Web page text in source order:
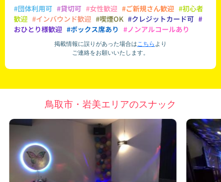
#団体利用可 #貸切可 #女性歓迎 #ご新規さん歓迎 #初心者
歓迎 #インバウンド歓迎 #喫煙OK #クレジットカード可 #
おひとり様歓迎 #ボックス席あり #ノンアルコールあり
掲載情報に誤りがあった場合はこちら より
ご連絡をお願いいたします。
鳥取市・岩美エリアのスナック